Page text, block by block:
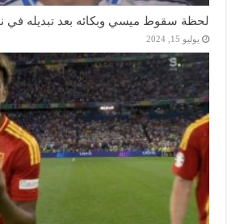
لحظة سقوط ميسي وبكائه بعد تبديله في
يوليو 15, 2024